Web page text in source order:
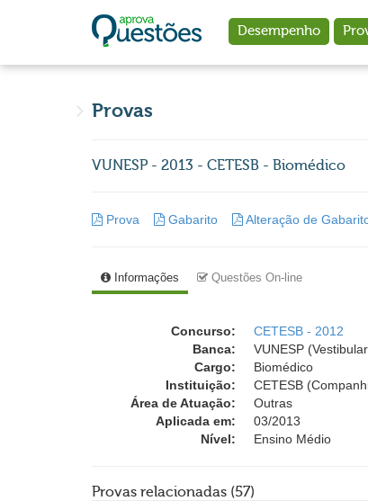
Desempenho
Provas
VUNESP - 2013 - CETESB - Biomédico
Prova Gabarito Alteração de
Informações Questões On-line
Concurso:
CETESB - 2012
Banca:
VUNESP
Cargo:
Biomédico
Instituição:
CETESB
Área de Atuação:
Outras
Aplicada em:
03/2013
Nível:
Ensino Médio
Provas relacionadas (57)